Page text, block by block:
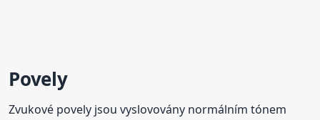
Povely
Zvukové povely jsou vyslovovány normálním tónem